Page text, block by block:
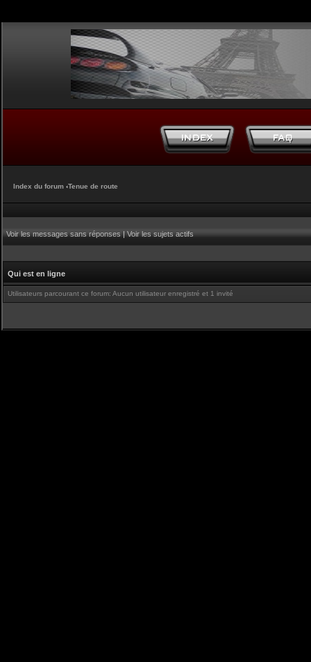
Index du forum ‹Tenue de route
Voir les messages sans réponses|Voir les sujets actifs
Qui est en ligne
Utilisateurs parcourant ce forum: Aucun utilisateur enregistré et 1 invité